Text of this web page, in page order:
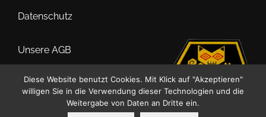
Datenschutz
Unsere AGB
Impressum
Diese Website benutzt Cookies. Mit Klick auf "Akzeptieren"
willigen Sie in die Verwendung dieser Technologien und die
Weitergabe von Daten an Dritte ein.